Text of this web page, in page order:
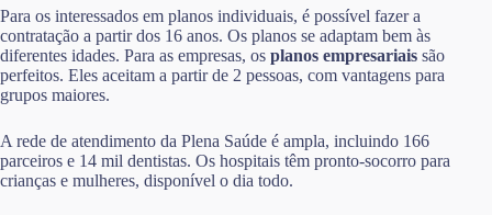
Para os interessados em planos individuais, é possível fazer a
contratação a partir dos 16 anos. Os planos se adaptam bem às
diferentes idades. Para as empresas, os planos empresariais são
perfeitos. Eles aceitam a partir de 2 pessoas, com vantagens para
grupos maiores.
A rede de atendimento da Plena Saúde é ampla, incluindo 166
parceiros e 14 mil dentistas. Os hospitais têm pronto-socorro para
crianças e mulheres, disponível o dia todo.